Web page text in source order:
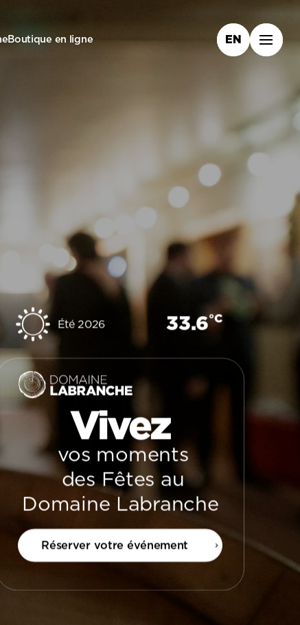
Boutique en ligne EN
Été 2026 33.6°C
Vivez
vos moments
des Fêtes au
Domaine Labranche
Réserver votre événement